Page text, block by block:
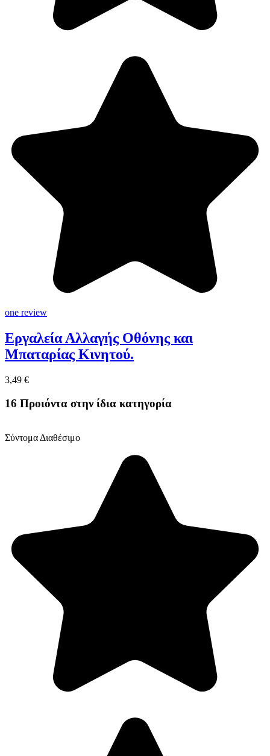
one review
Εργαλεία Αλλαγής Οθόνης και
Μπαταρίας Κινητού.
3,49 €
16 Προιόντα στην ίδια κατηγορία
Σύντομα Διαθέσιμο